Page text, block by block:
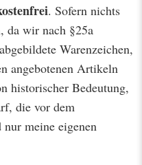
. Sofern nichts
da wir nach §25a
Warenzeichen,
angebotenen Artikeln
historischer Bedeutung,
die vor dem
meine eigenen